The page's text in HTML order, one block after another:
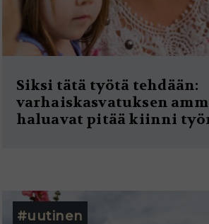
Siksi tätä työtä tehdään:
varhaiskasvatuksen
haluavat pitää kiinni
#uutinen